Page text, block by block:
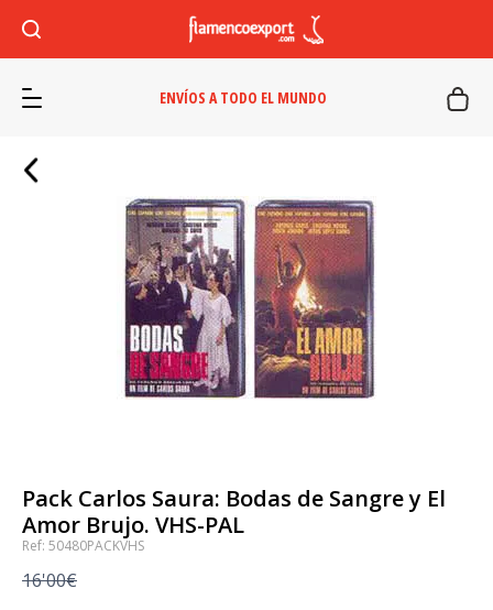
ENVÍOS A TODO EL MUNDO
Pack Carlos Saura: Bodas de Sangre y El
Amor Brujo. VHS-PAL
Ref: 50480PACKVHS
16'00€